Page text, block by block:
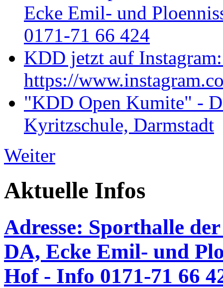
Ecke Emil- und
0171-71 66 424
KDD jetzt auf
https://
"KDD Open Kumite" -
Kyritzschule, Darmstadt
Weiter
Aktuelle Infos
Adresse: Sporthalle
DA, Ecke Emil- und
Hof - Info 0171-71 66